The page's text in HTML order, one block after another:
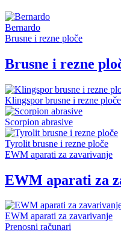
Bernardo
Brusne i rezne ploče
Brusne i rezne
Klingspor brusne i rezne ploče
Scorpion abrasive
Tyrolit brusne i rezne ploče
EWM aparati za zavarivanje
EWM aparati za
EWM aparati za zavarivanje
Prenosni računari